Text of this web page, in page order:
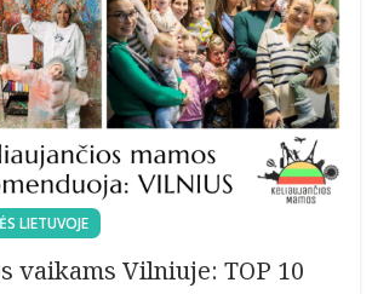
LIETUVOJE
vaikams Vilniuje: TOP 10